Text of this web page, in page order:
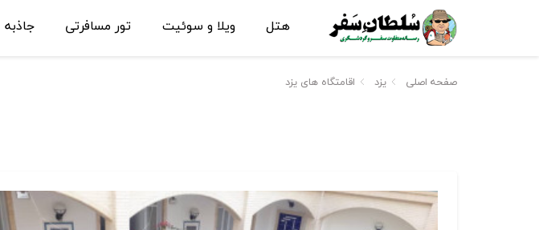
هتل ویلا و سوئیت تور مسافرتی جاذبه
صفحه اصلی یزد اقامتگاه های یزد